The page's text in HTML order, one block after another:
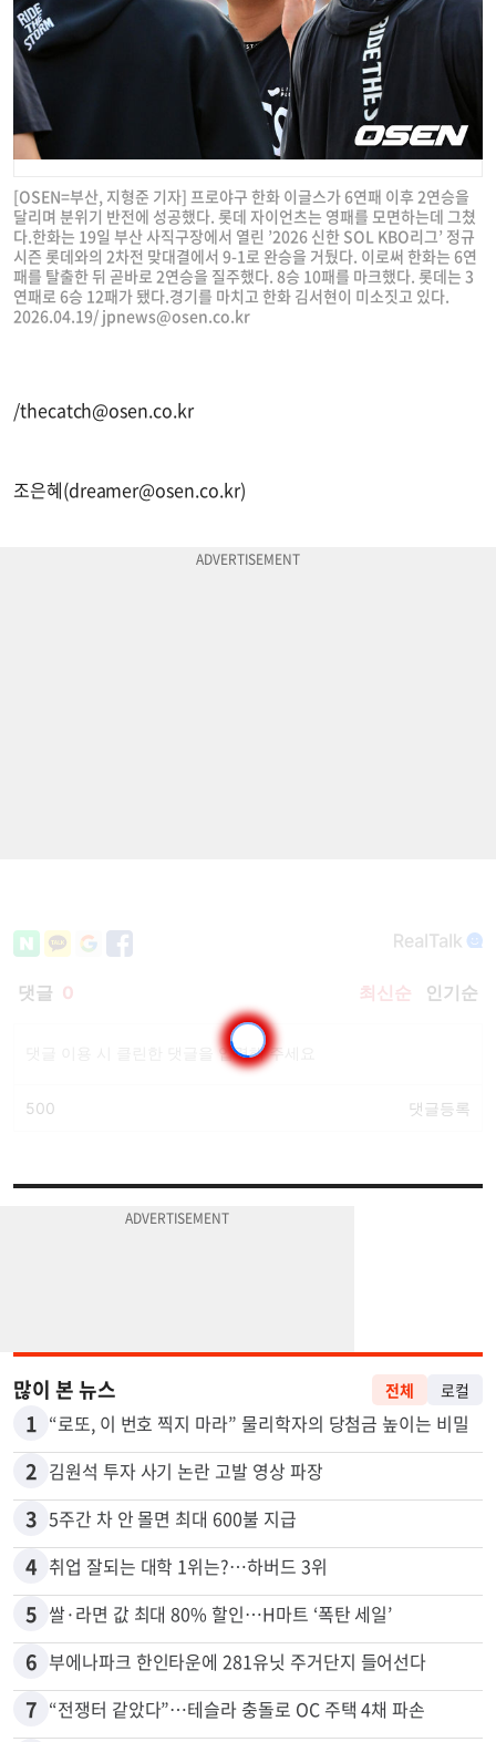
[OSEN=부산, 지형준 기자] 프로야구 한화 이글스가 6연패 이후 2연승을
달리며 분위기 반전에 성공했다. 롯데 자이언츠는 영패를 모면하는데 그쳤
다.한화는 19일 부산 사직구장에서 열린 ’2026 신한 SOL KBO리그’ 정규
시즌 롯데와의 2차전 맞대결에서 9-1로 완승을 거뒀다. 이로써 한화는 6연
패를 탈출한 뒤 곧바로 2연승을 질주했다. 8승 10패를 마크했다. 롯데는 3
연패로 6승 12패가 됐다.경기를 마치고 한화 김서현이 미소짓고 있다.
2026.04.19/ jpnews@osen.co.kr
/thecatch@osen.co.kr
조은혜(dreamer@osen.co.kr)
많이 본 뉴스
1 “로또, 이 번호 찍지 마라” 물리학자의 당첨금 높이는 비밀
2 김원석 투자 사기 논란 고발 영상 파장
3 5주간 차 안 몰면 최대 600불 지급
4 취업 잘되는 대학 1위는?…하버드 3위
5 쌀·라면 값 최대 80% 할인…H마트 ‘폭탄 세일’
6 부에나파크 한인타운에 281유닛 주거단지 들어선다